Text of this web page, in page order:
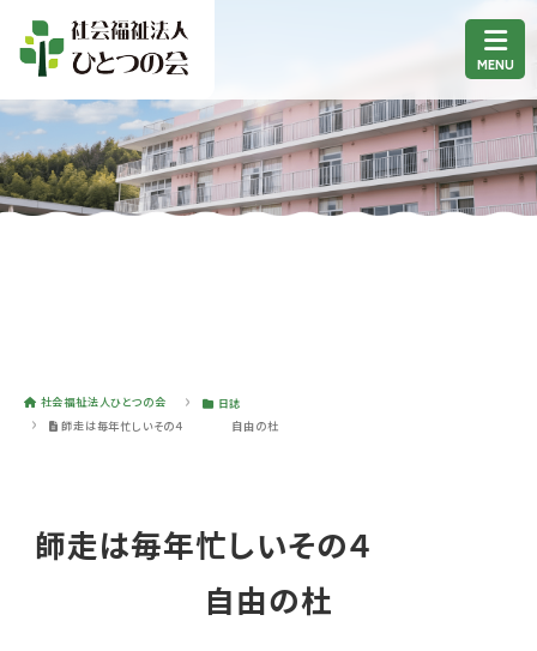
社会福祉法人ひとつの会
日誌
師走は毎年忙しいその４ 自由の杜
師走は毎年忙しいその４
自由の杜